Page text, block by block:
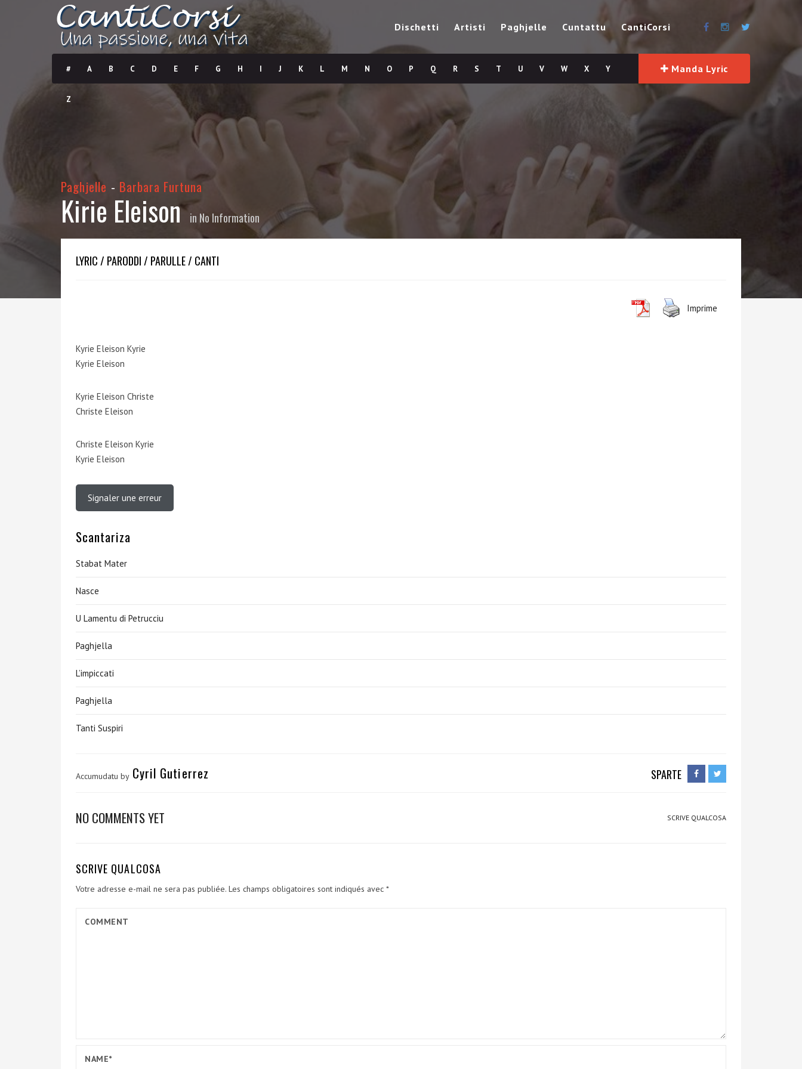
Dischetti Artisti Paghjelle Cuntattu CantiCorsi
# A B C D E F G H I J K L M N O P Q R S T U V W X Y
Z
Manda Lyric
Paghjelle - Barbara Furtuna
Kirie Eleison in No Information
LYRIC / PARODDI / PARULLE / CANTI
Imprime
Kyrie Eleison Kyrie
Kyrie Eleison
Kyrie Eleison Christe
Christe Eleison
Christe Eleison Kyrie
Kyrie Eleison
Signaler une erreur
Scantariza
Stabat Mater
Nasce
U Lamentu di Petrucciu
Paghjella
L’impiccati
Paghjella
Tanti Suspiri
Accumudatu by Cyril Gutierrez SPARTE
NO COMMENTS YET SCRIVE QUALCOSA
SCRIVE QUALCOSA
Votre adresse e-mail ne sera pas publiée. Les champs obligatoires sont indiqués avec *